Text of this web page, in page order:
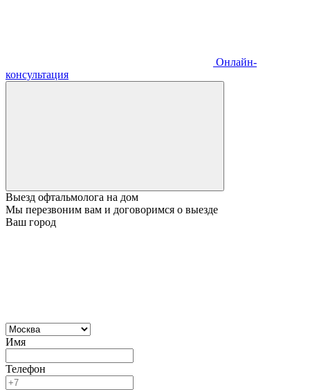
Онлайн-
консультация
Выезд офтальмолога на дом
Мы перезвоним вам и договоримся о выезде
Ваш город
Имя
Телефон